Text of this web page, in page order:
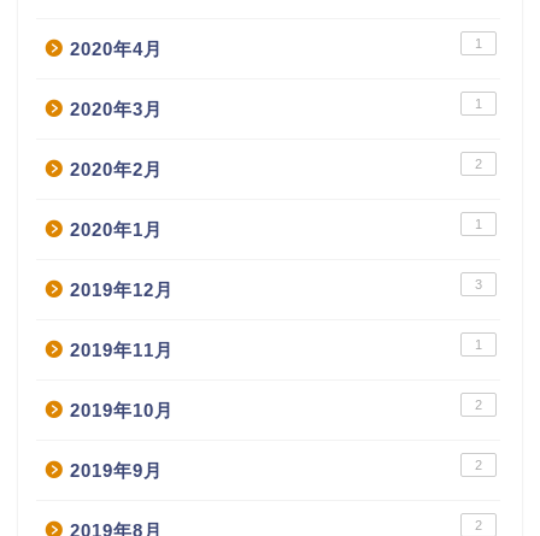
2020年4月 1
2020年3月 1
2020年2月 2
2020年1月 1
2019年12月 3
2019年11月 1
2019年10月 2
2019年9月 2
2019年8月 2